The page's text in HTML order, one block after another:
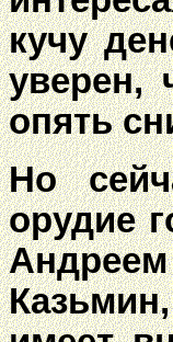
кучу
уверен,
опять
Но
орудие